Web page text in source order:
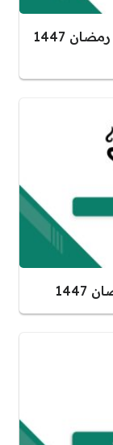
أوقات دوام البنك الاهلي السعودي في رمضان 1447